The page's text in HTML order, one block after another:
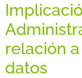
relación
datos